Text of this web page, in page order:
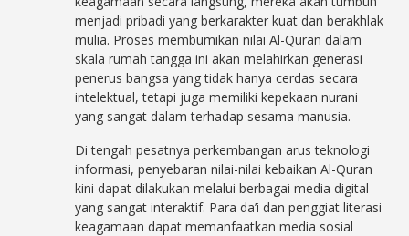
menjadi pribadi yang berkarakter kuat dan berakhlak
mulia. Proses membumikan nilai Al-Quran dalam
skala rumah tangga ini akan melahirkan generasi
penerus bangsa yang tidak hanya cerdas secara
intelektual, tetapi juga memiliki kepekaan nurani
yang sangat dalam terhadap sesama manusia.
Di tengah pesatnya perkembangan arus teknologi
informasi, penyebaran nilai-nilai kebaikan Al-Quran
kini dapat dilakukan melalui berbagai media digital
yang sangat interaktif. Para da’i dan penggiat literasi
keagamaan dapat memanfaatkan media sosial